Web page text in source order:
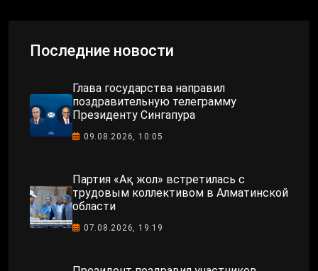
Последние новости
Глава государства направил
поздравительную телеграмму
Президенту Сингапура
09.08.2026, 10:05
Партия «Ақ жол» встретилась с
трудовым коллективом в Алматинской
области
07.08.2026, 19:19